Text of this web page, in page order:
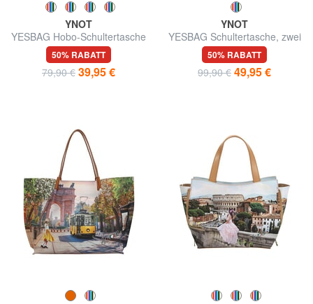
YNOT
YESBAG Hobo-Schultertasche
50% RABATT
79,90 € 39,95 €
YNOT
YESBAG Schultertasche, zwei
Fächer
50% RABATT
99,90 € 49,95 €